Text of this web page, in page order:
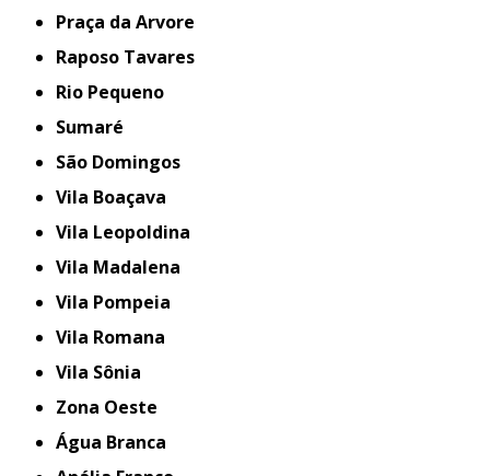
Praça da Arvore
Raposo Tavares
Rio Pequeno
Sumaré
São Domingos
Vila Boaçava
Vila Leopoldina
Vila Madalena
Vila Pompeia
Vila Romana
Vila Sônia
Zona Oeste
Água Branca